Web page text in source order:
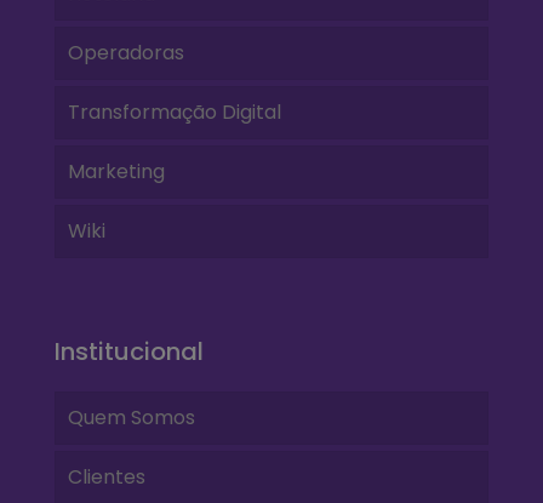
Operadoras
Transformação Digital
Marketing
Wiki
Institucional
Quem Somos
Clientes